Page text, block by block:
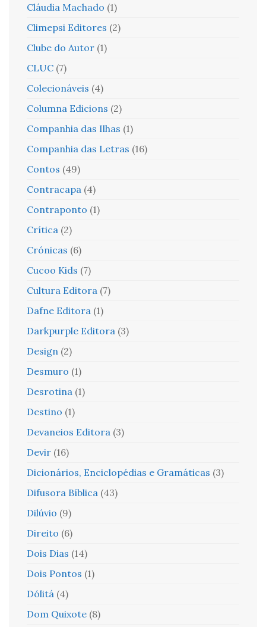
Cláudia Machado (1)
Climepsi Editores (2)
Clube do Autor (1)
CLUC (7)
Colecionáveis (4)
Columna Edicions (2)
Companhia das Ilhas (1)
Companhia das Letras (16)
Contos (49)
Contracapa (4)
Contraponto (1)
Crítica (2)
Crónicas (6)
Cucoo Kids (7)
Cultura Editora (7)
Dafne Editora (1)
Darkpurple Editora (3)
Design (2)
Desmuro (1)
Desrotina (1)
Destino (1)
Devaneios Editora (3)
Devir (16)
Dicionários, Enciclopédias e Gramáticas (3)
Difusora Bíblica (43)
Dilúvio (9)
Direito (6)
Dois Dias (14)
Dois Pontos (1)
Dólitá (4)
Dom Quixote (8)